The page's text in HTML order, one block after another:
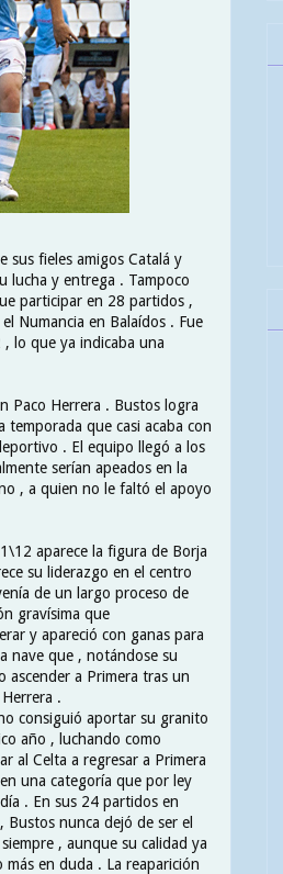
sus fieles amigos Catalá y
lucha y entrega . Tampoco
participar en 28 partidos ,
Numancia en Balaídos . Fue
lo que ya indicaba una
Paco Herrera . Bustos logra
que casi acaba con
. El equipo llegó a los
serían apeados en la
, a quien no le faltó el apoyo
aparece la figura de Borja
su liderazgo en el centro
de un largo proceso de
gravísima que
y apareció con ganas para
nave que , notándose su
ascender a Primera tras un
.
consiguió aportar su granito
año , luchando como
al Celta a regresar a Primera
una categoría que por ley
. En sus 24 partidos en
Bustos nunca dejó de ser el
, aunque su calidad ya
más en duda . La reaparición